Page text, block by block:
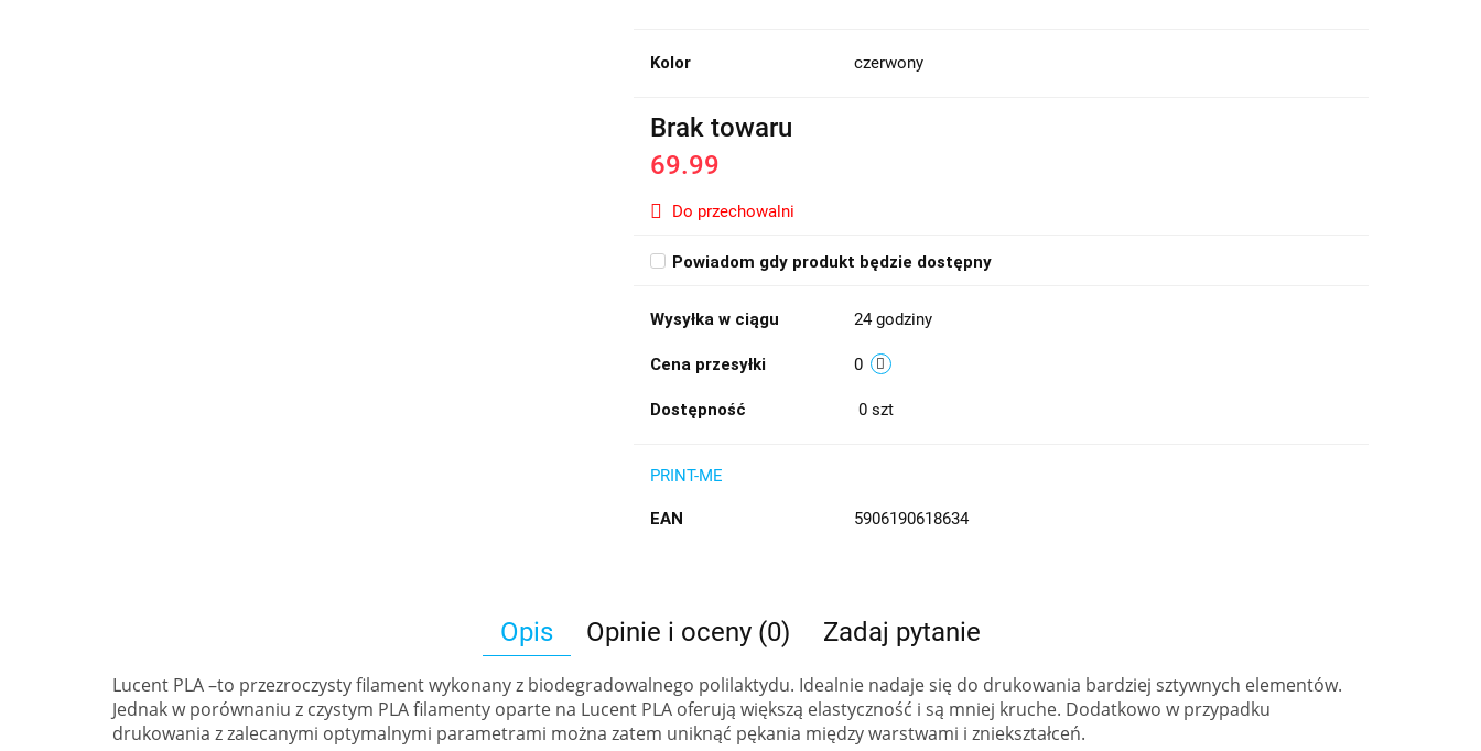
Kolor czerwony
Brak towaru
69.99
Do przechowalni
Powiadom gdy produkt będzie dostępny
Wysyłka w ciągu 24 godziny
Cena przesyłki 0
Dostępność 0 szt
PRINT-ME
EAN 5906190618634
Opis Opinie i oceny (0) Zadaj pytanie
Lucent PLA –to przezroczysty filament wykonany z biodegradowalnego polilaktydu. Idealnie nadaje się do drukowania bardziej sztywnych elementów.
Jednak w porównaniu z czystym PLA filamenty oparte na Lucent PLA oferują większą elastyczność i są mniej kruche. Dodatkowo w przypadku
drukowania z zalecanymi optymalnymi parametrami można zatem uniknąć pękania między warstwami i zniekształceń.